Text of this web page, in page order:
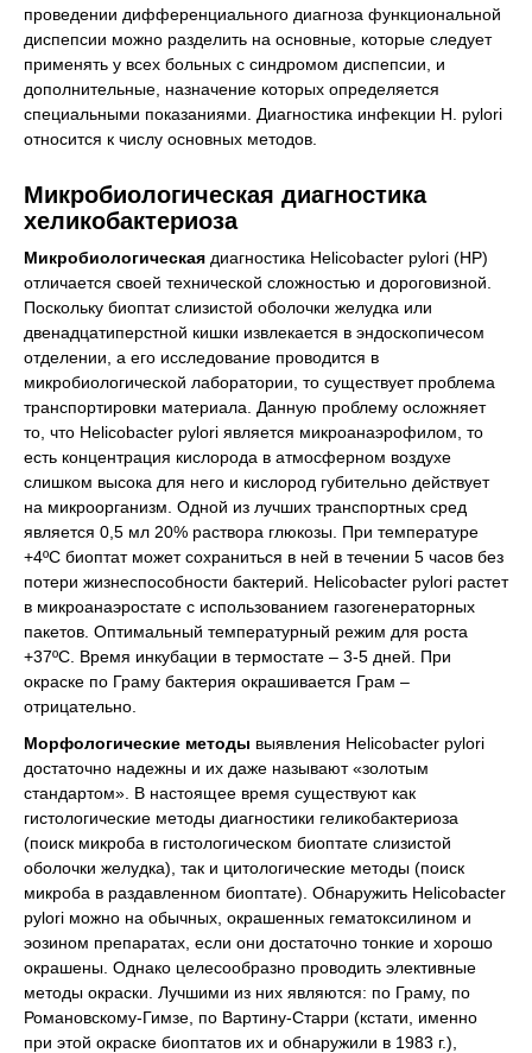
проведении дифференциального диагноза функциональной
диспепсии можно разделить на основные, которые следует
применять у всех больных с синдромом диспепсии, и
дополнительные, назначение которых определяется
специальными показаниями. Диагностика инфекции H. pylori
относится к числу основных методов.
Микробиологическая диагностика
хеликобактериоза
Микробиологическая диагностика Helicobacter pylori (НР)
отличается своей технической сложностью и дороговизной.
Поскольку биоптат слизистой оболочки желудка или
двенадцатиперстной кишки извлекается в эндоскопичесом
отделении, а его исследование проводится в
микробиологической лаборатории, то существует проблема
транспортировки материала. Данную проблему осложняет
то, что Helicobacter pylori является микроанаэрофилом, то
есть концентрация кислорода в атмосферном воздухе
слишком высока для него и кислород губительно действует
на микроорганизм. Одной из лучших транспортных сред
является 0,5 мл 20% раствора глюкозы. При температуре
+4ºС биоптат может сохраниться в ней в течении 5 часов без
потери жизнеспособности бактерий. Helicobacter pylori растет
в микроанаэростате с использованием газогенераторных
пакетов. Оптимальный температурный режим для роста
+37ºС. Время инкубации в термостате – 3-5 дней. При
окраске по Граму бактерия окрашивается Грам –
отрицательно.
Морфологические методы выявления Helicobacter pylori
достаточно надежны и их даже называют «золотым
стандартом». В настоящее время существуют как
гистологические методы диагностики геликобактериоза
(поиск микроба в гистологическом биоптате слизистой
оболочки желудка), так и цитологические методы (поиск
микроба в раздавленном биоптате). Обнаружить Helicobacter
pylori можно на обычных, окрашенных гематоксилином и
эозином препаратах, если они достаточно тонкие и хорошо
окрашены. Однако целесообразно проводить элективные
методы окраски. Лучшими из них являются: по Граму, по
Романовскому-Гимзе, по Вартину-Старри (кстати, именно
при этой окраске биоптатов их и обнаружили в 1983 г.),